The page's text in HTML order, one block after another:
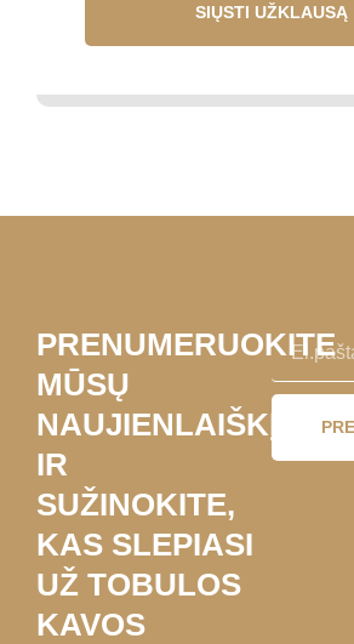
SIŲSTI UŽKLAUSĄ
PRENUMERUOKITE
MŪSŲ
NAUJIENLAIŠKĮ
IR
SUŽINOKITE,
KAS SLEPIASI
UŽ TOBULOS
KAVOS